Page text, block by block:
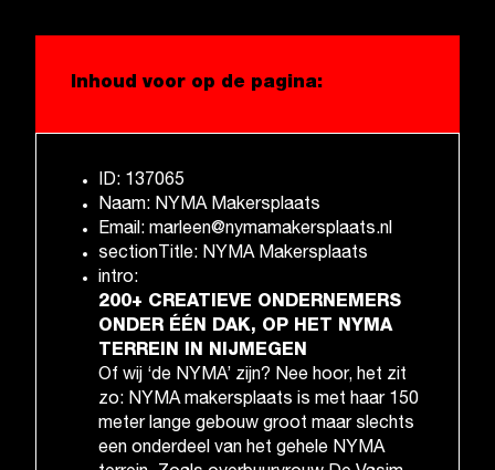
Inhoud voor op de pagina:
ID: 137065
Naam: NYMA Makersplaats
Email: marleen@nymamakersplaats.nl
sectionTitle: NYMA Makersplaats
intro:
200+ CREATIEVE ONDERNEMERS
ONDER ÉÉN DAK, OP HET NYMA
TERREIN IN NIJMEGEN
Of wij ‘de NYMA’ zijn? Nee hoor, het zit
zo: NYMA makersplaats is met haar 150
meter lange gebouw groot maar slechts
een onderdeel van het gehele NYMA